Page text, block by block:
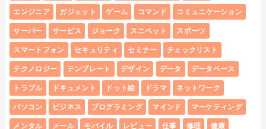
エンジニア ガジェット ゲーム コマンド コミュニケーション
サーバー サービス ジョーク スニペット スポーツ
スマートフォン セキュリティ セミナー チェックリスト
テクノロジー テンプレート デザイン データ データベース
トラブル ドキュメント ドット絵 ドラマ ネットワーク
パソコン ビジネス プログラミング マインド マーケティング
メンタル メール モバイル レビュー 仕事 修理 健康